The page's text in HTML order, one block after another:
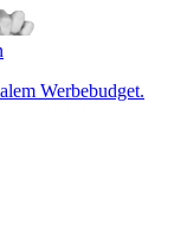
Werbebudget.